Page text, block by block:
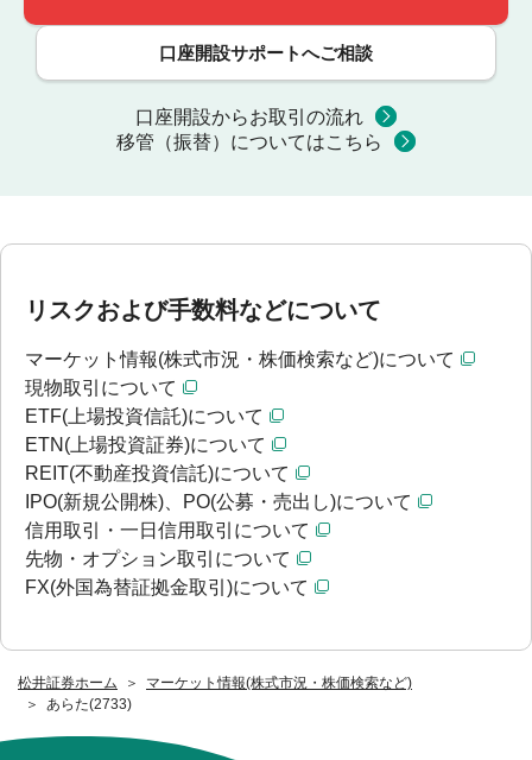
松井証券ホーム
マーケット情報(株式市況・株価検索など)
あらた(2733)
口座開設サポートへご相談
口座開設からお取引の流れ
移管（振替）についてはこちら
リスクおよび手数料などについて
マーケット情報(株式市況・株価検索など)について
現物取引について
ETF(上場投資信託)について
ETN(上場投資証券)について
REIT(不動産投資信託)について
IPO(新規公開株)、PO(公募・売出し)について
信用取引・一日信用取引について
先物・オプション取引について
FX(外国為替証拠金取引)について